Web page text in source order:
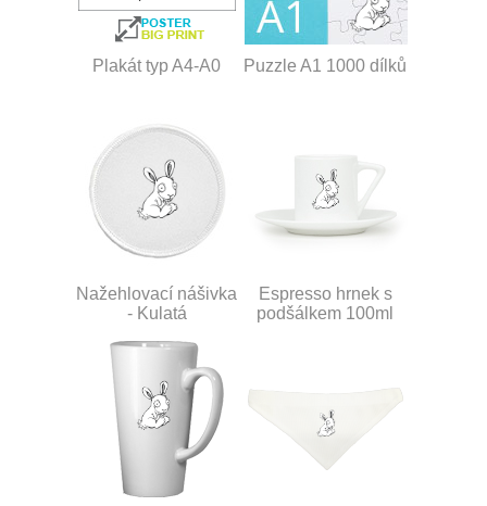
Plakát typ A4-A0 Puzzle A1 1000 dílků
Nažehlovací nášivka
- Kulatá
Espresso hrnek s
podšálkem 100ml